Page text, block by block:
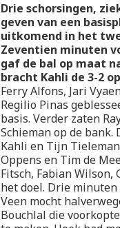
Drie schorsingen,
geven van een
uitkomend in het
Zeventien minuten
gaf de bal op maat
bracht Kahli de 3-2
Ferry Alfons, Jari
Regilio Pinas
basis. Verder zaten
Schieman op de
Kahli en Tijn
Oppens en Tim de
Fitsch, Fabian Wilson,
het doel. Drie
Veen mocht
Bouchlal die